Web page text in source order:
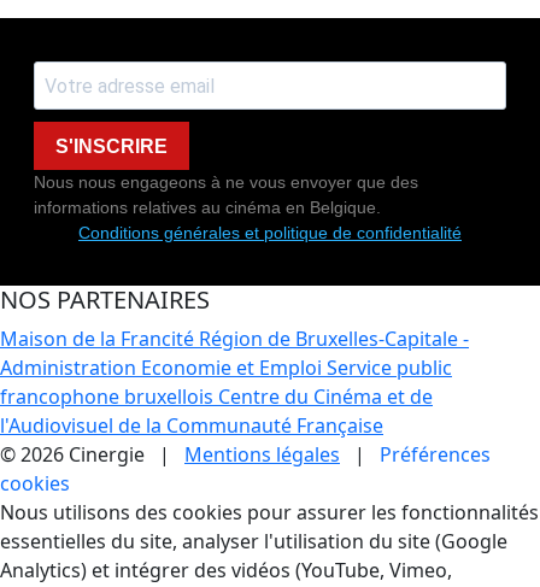
S'INSCRIRE
Nous nous engageons à ne vous envoyer que des
informations relatives au cinéma en Belgique.
Conditions générales et politique de confidentialité
NOS PARTENAIRES
Maison de la Francité Région de Bruxelles-Capitale -
Administration Economie et Emploi Service public
francophone bruxellois Centre du Cinéma et de
l'Audiovisuel de la Communauté Française
© 2026 Cinergie | Mentions légales | Préférences
cookies
Gestion des Cookies
Nous utilisons des cookies pour assurer les fonctionnalités
essentielles du site, analyser l'utilisation du site (Google
Analytics) et intégrer des vidéos (YouTube, Vimeo,